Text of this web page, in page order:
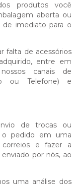
produtos você
aberta ou
de imediato para o
falta de acessórios
entre em
canais de
ou Telefone) e
de trocas ou
o pedido em uma
e fazer a
por nós, ao
uma análise dos